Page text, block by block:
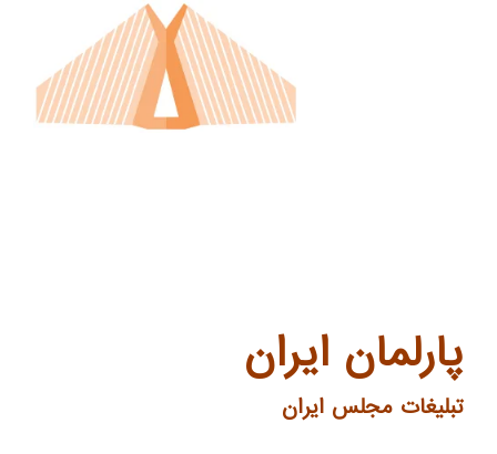
پارلمان ایران
تبلیغات مجلس ایران